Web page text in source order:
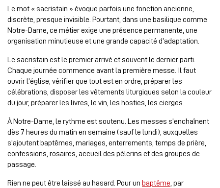
Le mot « sacristain » évoque parfois une fonction ancienne,
discrète, presque invisible. Pourtant, dans une basilique comme
Notre-Dame, ce métier exige une présence permanente, une
organisation minutieuse et une grande capacité d’adaptation.
Le sacristain est le premier arrivé et souvent le dernier parti.
Chaque journée commence avant la première messe. Il faut
ouvrir l’église, vérifier que tout est en ordre, préparer les
célébrations, disposer les vêtements liturgiques selon la couleur
du jour, préparer les livres, le vin, les hosties, les cierges.
À Notre-Dame, le rythme est soutenu. Les messes s’enchaînent
dès 7 heures du matin en semaine (sauf le lundi), auxquelles
s’ajoutent baptêmes, mariages, enterrements, temps de prière,
confessions, rosaires, accueil des pèlerins et des groupes de
passage.
Rien ne peut être laissé au hasard. Pour un baptême, par